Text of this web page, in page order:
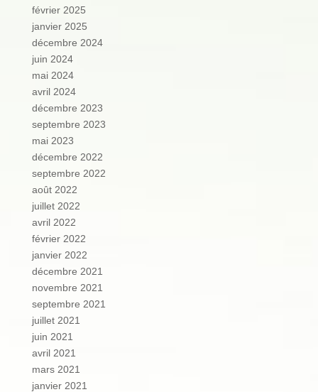
février 2025
janvier 2025
décembre 2024
juin 2024
mai 2024
avril 2024
décembre 2023
septembre 2023
mai 2023
décembre 2022
septembre 2022
août 2022
juillet 2022
avril 2022
février 2022
janvier 2022
décembre 2021
novembre 2021
septembre 2021
juillet 2021
juin 2021
avril 2021
mars 2021
janvier 2021